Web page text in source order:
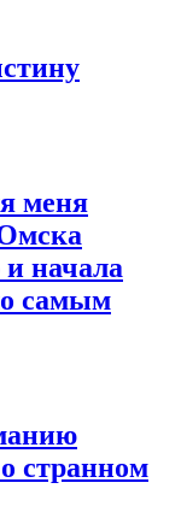
меня
начала
самым
странном